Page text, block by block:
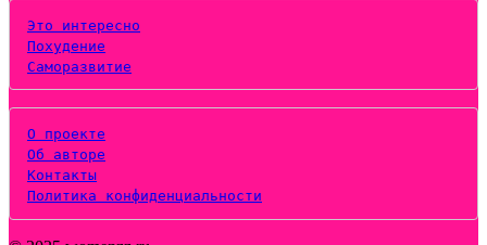
Это интересно
Похудение
Саморазвитие
О проекте
Об авторе
Контакты
Политика конфиденциальности